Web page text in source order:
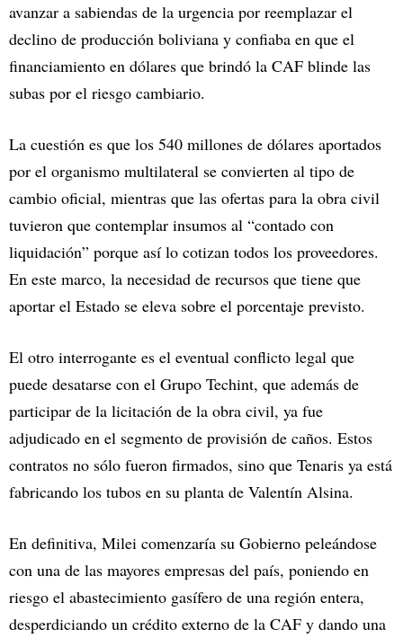
avanzar a sabiendas de la urgencia por reemplazar el
declino de producción boliviana y confiaba en que el
financiamiento en dólares que brindó la CAF blinde las
subas por el riesgo cambiario.
La cuestión es que los 540 millones de dólares aportados
por el organismo multilateral se convierten al tipo de
cambio oficial, mientras que las ofertas para la obra civil
tuvieron que contemplar insumos al “contado con
liquidación” porque así lo cotizan todos los proveedores.
En este marco, la necesidad de recursos que tiene que
aportar el Estado se eleva sobre el porcentaje previsto.
El otro interrogante es el eventual conflicto legal que
puede desatarse con el Grupo Techint, que además de
participar de la licitación de la obra civil, ya fue
adjudicado en el segmento de provisión de caños. Estos
contratos no sólo fueron firmados, sino que Tenaris ya está
fabricando los tubos en su planta de Valentín Alsina.
En definitiva, Milei comenzaría su Gobierno peleándose
con una de las mayores empresas del país, poniendo en
riesgo el abastecimiento gasífero de una región entera,
desperdiciando un crédito externo de la CAF y dando una